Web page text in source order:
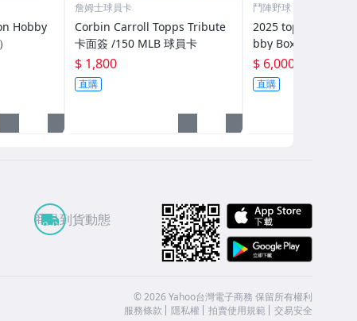
Hobby
詹姆士球員卡
Corbin Carroll Topps Tribute
卡面簽 /150 MLB 球員卡
$ 1,800
直購
鬥陣野球
2025 topps Allen &
bby Box (保2 hit /
品）
$ 6,000
直購
商品到貨動態
©2026 Yahoo台灣電子商務 保留所有權利
服務條款
隱私權 拍賣使用規範 交易安全